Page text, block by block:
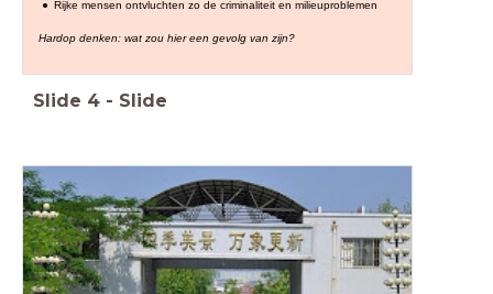
Rijke mensen ontvluchten zo de criminaliteit en milieuproblemen
Hardop denken: wat zou hier een gevolg van zijn?
Slide 4 - Slide